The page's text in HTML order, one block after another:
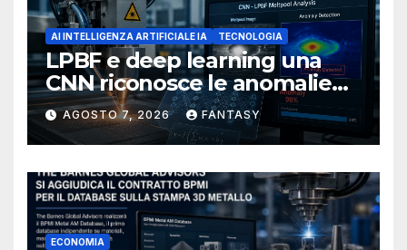
AI INTELLIGENZA ARTIFICIALE IA TECNOLOGIA
LPBF e deep learning una
CNN riconosce le anomalie
del bagno di fusione
AGOSTO 7, 2026 FANTASY
ECONOMIA